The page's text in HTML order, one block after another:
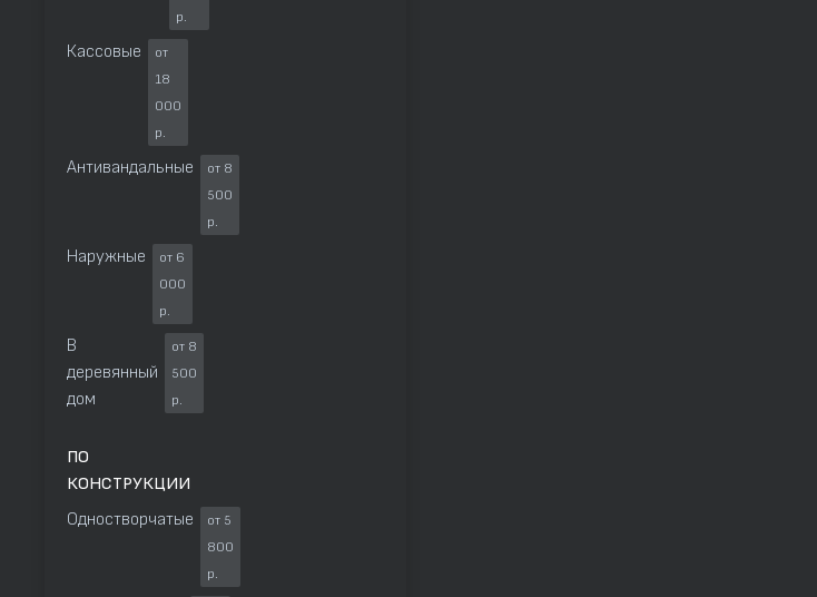
р.
Кассовые
от
18
000
р.
Антивандальные
от 8
500
р.
Наружные
от 6
000
р.
В
деревянный
дом
от 8
500
р.
ПО
КОНСТРУКЦИИ
Одностворчатые
от 5
800
р.